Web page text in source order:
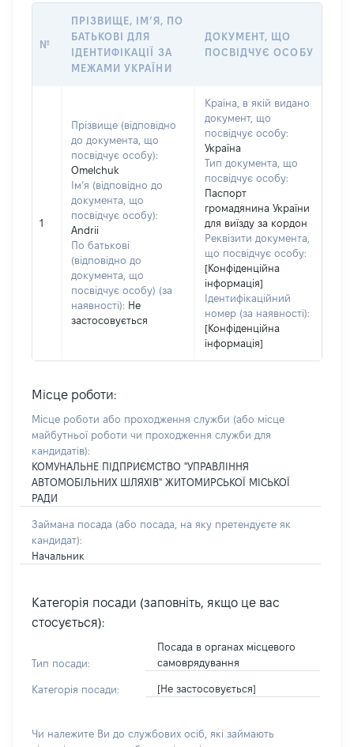
№
ПРІЗВИЩЕ, ІМ’Я, ПО
БАТЬКОВІ ДЛЯ
ІДЕНТИФІКАЦІЇ ЗА
МЕЖАМИ УКРАЇНИ
ДОКУМЕНТ, ЩО
ПОСВІДЧУЄ ОСОБУ
1
Прізвище (відповідно
до документа, що
посвідчує особу):
Omelchuk
Ім’я (відповідно до
документа, що
посвідчує особу):
Andrii
По батькові
(відповідно до
документа, що
посвідчує особу) (за
наявності): Не
застосовується
Країна, в якій видано
документ, що
посвідчує особу:
Україна
Тип документа, що
посвідчує особу:
Паспорт
громадянина України
для виїзду за кордон
Реквізити документа,
що посвідчує особу:
[Конфіденційна
інформація]
Ідентифікаційний
номер (за наявності):
[Конфіденційна
інформація]
Місце роботи:
Місце роботи або проходження служби (або місце
майбутньої роботи чи проходження служби для
кандидатів):
КОМУНАЛЬНЕ ПІДПРИЄМСТВО "УПРАВЛІННЯ
АВТОМОБІЛЬНИХ ШЛЯХІВ" ЖИТОМИРСЬКОЇ МІСЬКОЇ
РАДИ
Займана посада (або посада, на яку претендуєте як
кандидат):
Начальник
Категорія посади (заповніть, якщо це вас
стосується):
Тип посади:
Посада в органах місцевого
самоврядування
Категорія посади: [Не застосовується]
Чи належите Ви до службових осіб, які займають